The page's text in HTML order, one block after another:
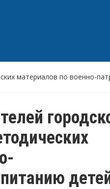
материалов по военно-